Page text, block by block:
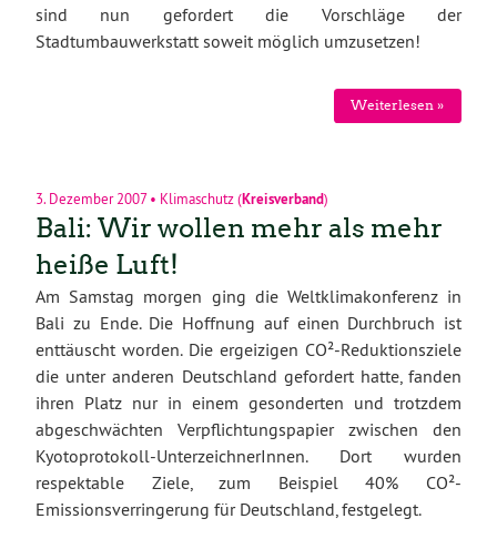
sind nun gefordert die Vorschläge der
Stadtumbauwerkstatt soweit möglich umzusetzen!
Weiterlesen »
3. Dezember 2007• Klimaschutz(Kreisverband)
Bali: Wir wollen mehr als mehr
heiße Luft!
Am Samstag morgen ging die Weltklimakonferenz in
Bali zu Ende. Die Hoffnung auf einen Durchbruch ist
enttäuscht worden. Die ergeizigen CO²-Reduktionsziele
die unter anderen Deutschland gefordert hatte, fanden
ihren Platz nur in einem gesonderten und trotzdem
abgeschwächten Verpflichtungspapier zwischen den
Kyotoprotokoll-UnterzeichnerInnen. Dort wurden
respektable Ziele, zum Beispiel 40% CO²-
Emissionsverringerung für Deutschland, festgelegt.